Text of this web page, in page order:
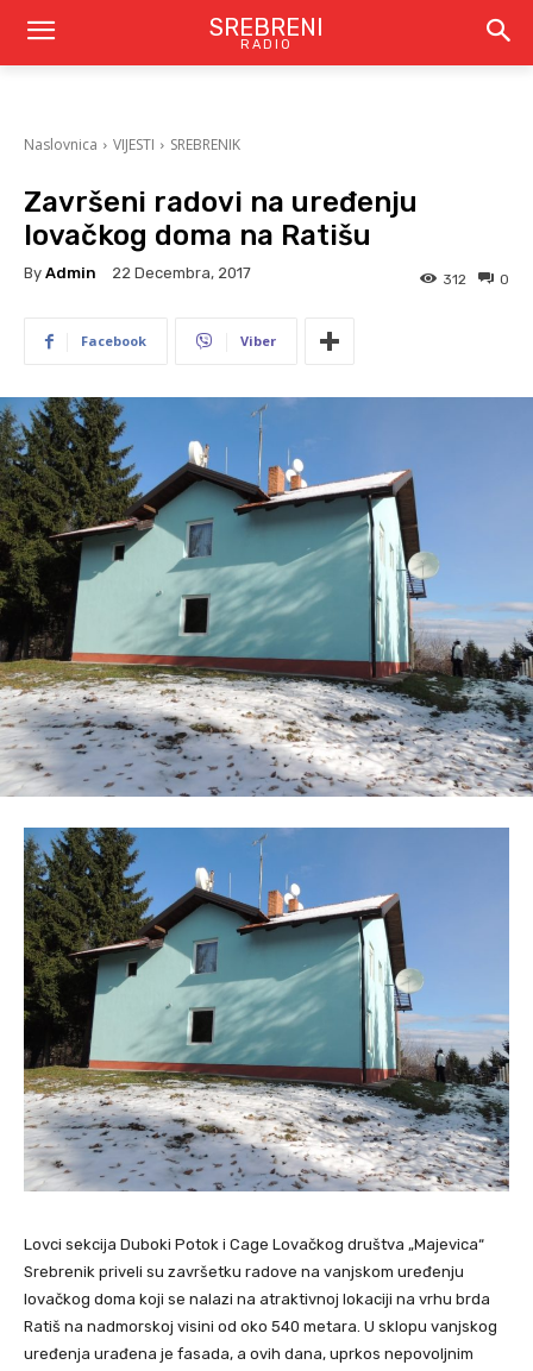
SREBRENI
RADIO
Naslovnica VIJESTI SREBRENIK
Završeni radovi na uređenju
lovačkog doma na Ratišu
By Admin 22 Decembra, 2017 0
312
Facebook Viber
Lovci sekcija Duboki Potok i Cage Lovačkog društva „Majevica“
Srebrenik priveli su završetku radove na vanjskom uređenju
lovačkog doma koji se nalazi na atraktivnoj lokaciji na vrhu brda
Ratiš na nadmorskoj visini od oko 540 metara. U sklopu vanjskog
uređenja urađena je fasada, a ovih dana, uprkos nepovoljnim